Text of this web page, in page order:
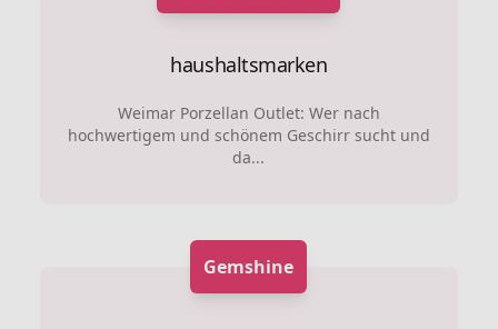
haushaltsmarken
Weimar Porzellan Outlet: Wer nach
hochwertigem und schönem Geschirr sucht und
da...
Gemshine